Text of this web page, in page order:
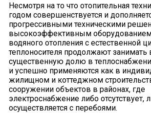
Несмотря на то что отопительная
годом совершенствуется и
прогрессивными техническими
высокоэффективным
водяного отопления с естественной
теплоносителя продолжают занимать
существенную долю в
и успешно применяются как в
жилищном и коттеджном
сооружении объектов в районах, где
электроснабжение либо отсутствует,
осуществляется с перебоями.